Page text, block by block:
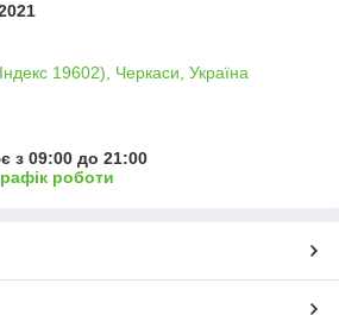
19602), Черкаси, Україна
з 09:00 до 21:00
роботи